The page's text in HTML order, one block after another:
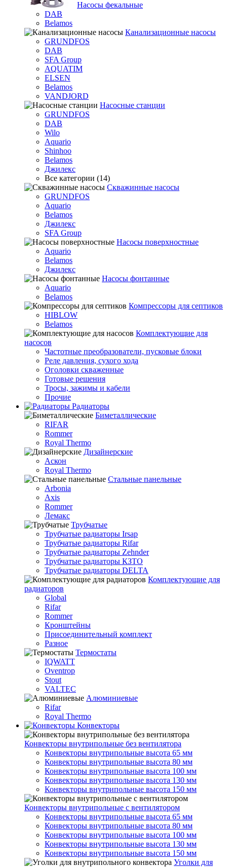
Насосы фекальные
DAB
Belamos
Канализационные насосы
GRUNDFOS
DAB
SFA Group
AQUATIM
ELSEN
Belamos
VANDJORD
Насосные станции
GRUNDFOS
DAB
Wilo
Aquario
Shinhoo
Belamos
Джилекс
Все категории (14)
Скважинные насосы
GRUNDFOS
Aquario
Belamos
Джилекс
SFA Group
Насосы поверхностные
Aquario
Belamos
Джилекс
Насосы фонтанные
Aquario
Belamos
Компрессоры для септиков
HIBLOW
Belamos
Комплектующие для
насосов
Частотные преобразователи, пусковые блоки
Реле давления, сухого хода
Оголовки скваженные
Готовые решения
Тросы, зажимы и кабели
Прочие
Радиаторы
Биметаллические
RIFAR
Rommer
Royal Thermo
Дизайнерские
Аскон
Royal Thermo
Стальные панельные
Arbonia
Axis
Rommer
Лемакс
Трубчатые
Трубчатые радиаторы Irsap
Трубчатые радиаторы Rifar
Трубчатые радиаторы Zehnder
Трубчатые радиаторы КЗТО
Трубчатые радиаторы DELTA
Комплектующие для
радиаторов
Global
Rifar
Rommer
Кронштейны
Присоединительный комплект
Разное
Термостаты
IQWATT
Oventrop
Stout
VALTEC
Алюминиевые
Rifar
Royal Thermo
Конвекторы
Конвекторы внутрипольные без вентилятора
Конвекторы внутрипольные высота 65 мм
Конвекторы внутрипольные высота 80 мм
Конвекторы внутрипольные высота 100 мм
Конвекторы внутрипольные высота 130 мм
Конвекторы внутрипольные высота 150 мм
Конвекторы внутрипольные с вентилятором
Конвекторы внутрипольные высота 65 мм
Конвекторы внутрипольные высота 80 мм
Конвекторы внутрипольные высота 100 мм
Конвекторы внутрипольные высота 130 мм
Конвекторы внутрипольные высота 150 мм
Уголки для